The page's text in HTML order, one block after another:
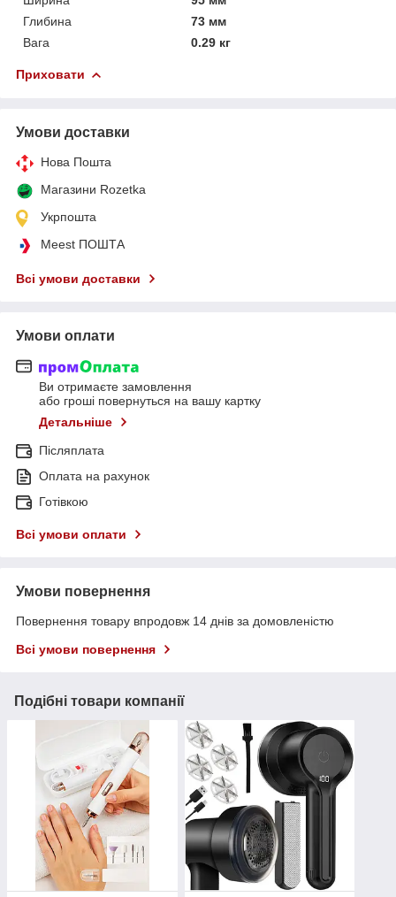
Глибина
73 мм
Вага
0.29 кг
Приховати
Умови доставки
Нова Пошта
Магазини Rozetka
Укрпошта
Meest ПОШТА
Всі умови доставки
Умови оплати
Ви отримаєте замовлення
або гроші повернуться на вашу картку
Детальніше
Післяплата
Оплата на рахунок
Готівкою
Всі умови оплати
Умови повернення
Повернення товару впродовж 14 днів за домовленістю
Всі умови повернення
Подібні товари компанії